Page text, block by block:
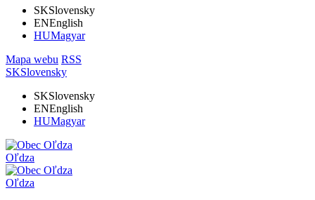
SKSlovensky
ENEnglish
HUMagyar
Mapa webu RSS
SKSlovensky
SKSlovensky
ENEnglish
HUMagyar
Oľdza
Oľdza